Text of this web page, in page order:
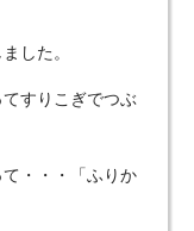
した。
すりこぎでつぶ
・・・「ふりか